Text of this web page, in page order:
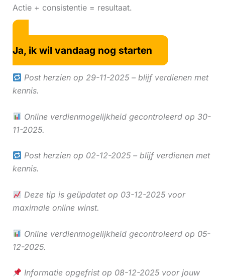
Actie + consistentie = resultaat.
Ja, ik wil vandaag nog starten
Post herzien op 29-11-2025 – blijf verdienen met
kennis.
Online verdienmogelijkheid gecontroleerd op 30-
11-2025.
Post herzien op 02-12-2025 – blijf verdienen met
kennis.
Deze tip is geüpdatet op 03-12-2025 voor
maximale online winst.
Online verdienmogelijkheid gecontroleerd op 05-
12-2025.
Informatie opgefrist op 08-12-2025 voor jouw